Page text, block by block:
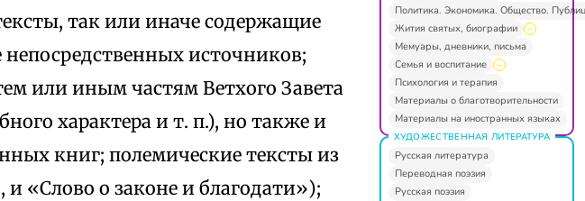
так или иначе содержащие
источников;
или иным частям Ветхого Завета
характера и т. п.), но также и
книг; полемические тексты из
«Слово о законе и благодати»);
Политика. Экономика. Общество.
Жития святых, биографии
Мемуары, дневники, письма
Семья и воспитание
Психология и терапия
Материалы о благотворительности
Материалы на иностранных языках
ХУДОЖЕСТВЕННАЯ ЛИТЕРАТУРА
Русская литература
Переводная поэзия
Русская поэзия